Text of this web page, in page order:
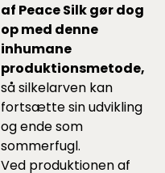
af Peace Silk gør dog
op med denne
inhumane
produktionsmetode,
så silkelarven kan
fortsætte sin udvikling
og ende som
sommerfugl.
Ved produktionen af